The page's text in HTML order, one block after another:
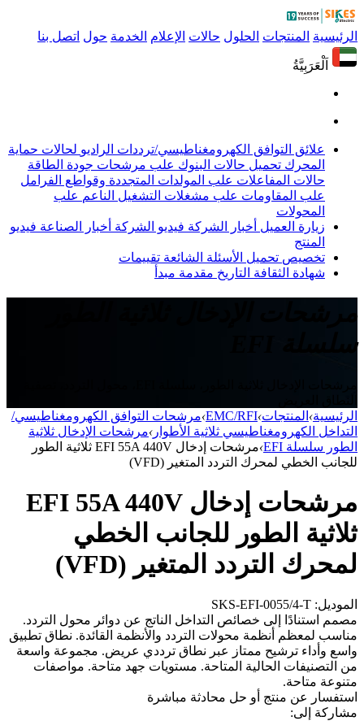
الرئيسية المنتجات الحلول حالات الإعلام الخدمة حول اتصل بنا
اَلْعَرَبِيَّةُ
علائق التوافق الكهرومغناطيسي/ترددات الراديو لحالات حماية
المحرك تحميل حالات البنوك علب مرشحات جودة الطاقة
حالات المفاعلات علب المولدات المتجددة وقواطع الفرامل
علب المقاومات علب مشغلات التشغيل الناعم علب
المحولات
زيارة العميل أخبار الشركة فيديو الشركة أخبار الصناعة فيديو
المنتج
تخصيص تحميل الأسئلة الشائعة تقييمات
شهادة الثقافة التاريخ مقدمة مبدأ
الرئيسية› المنتجات›
EMC/RFI
›مرشحات التوافق الكهرومغناطيسي/
التداخل الكهرومغناطيسي ثلاثية الأطوار ›مرشحات الإدخال ثلاثية
الطور سلسلة EFI
›
مرشحات إدخال EFI 55A 440V ثلاثية الطور
للجانب الخطي لمحرك التردد المتغير (VFD)
مرشحات إدخال EFI 55A 440V
ثلاثية الطور للجانب الخطي
لمحرك التردد المتغير (VFD)
الموديل: SKS-EFI-0055/4-T
مصمم استنادًا إلى خصائص التداخل الناتج عن دوائر محول التردد.
مناسب لمعظم أنظمة محولات التردد والأنظمة القائدة. نطاق تطبيق
واسع وأداء ترشيح ممتاز عبر نطاق ترددي عريض. مجموعة واسعة
من التصنيفات الحالية المتاحة. مستويات جهد متاحة. مواصفات
متنوعة متاحة.
استفسار عن منتج أو حل محادثة مباشرة
مشاركة إلى: